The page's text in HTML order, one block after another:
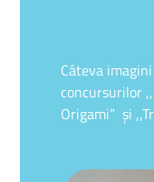
Câteva
concursurilor
Origami” şi